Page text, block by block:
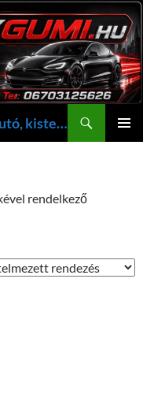
Gergely Gumi Miskolc személyautó, kisteherautó gumi szerelés javítás +36703125626 NON-STOP ügyelet, gergelygumi@gergelygumi.hu
rendelkező